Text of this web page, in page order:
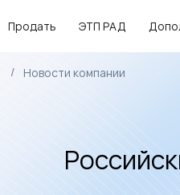
Продать ЭТП РАД
Новости компании